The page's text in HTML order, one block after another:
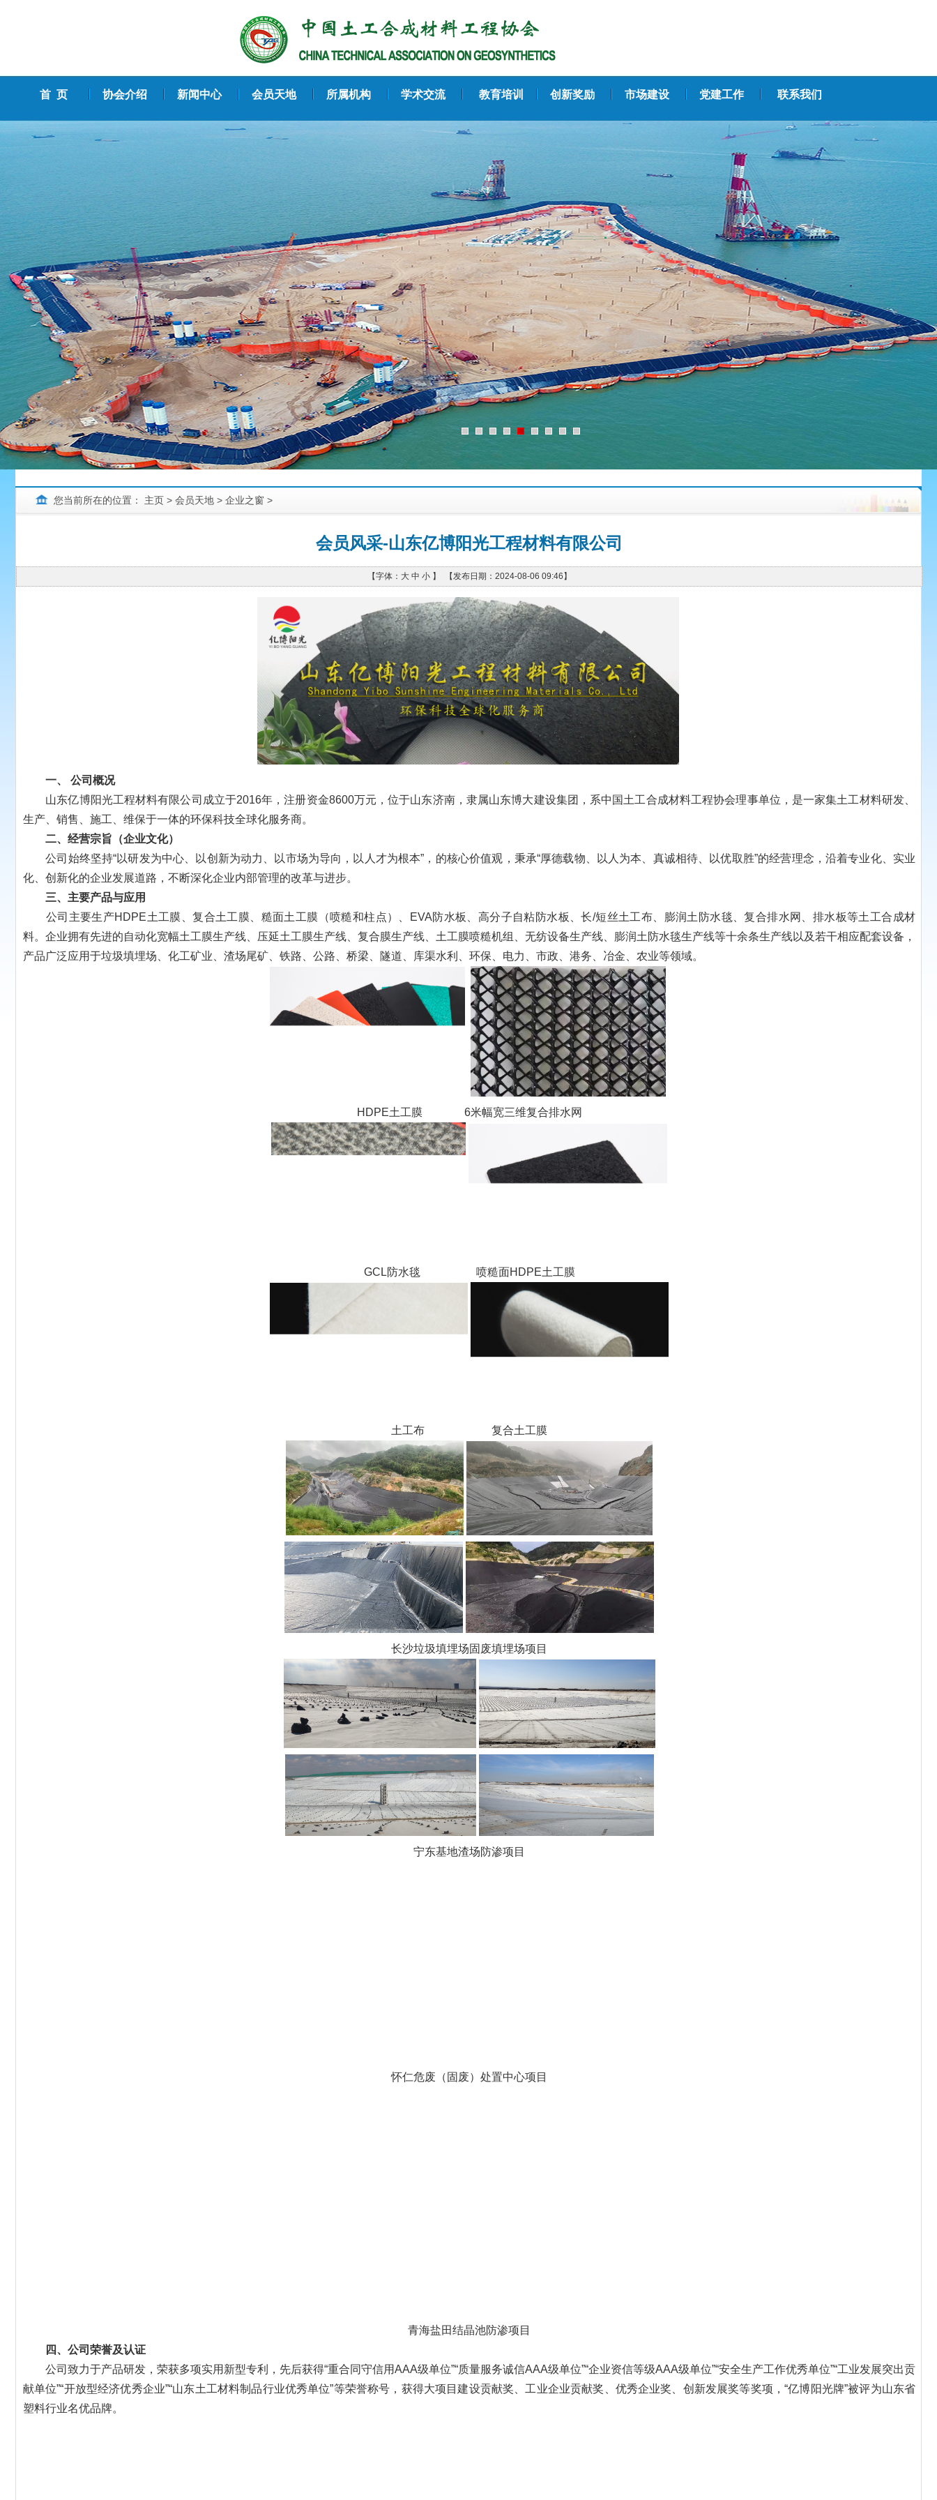
首 页 协会介绍 新闻中心 会员天地 所属机构 学术交流 教育培训 创新奖励 市场建设 党建工作 联系我们
您当前所在的位置： 主页 > 会员天地 > 企业之窗 >
会员风采-山东亿博阳光工程材料有限公司
【字体： 大 中 小】 【发布日期：2024-08-06 09:46】
一、
公司概况
山东亿博阳光工程材料有限公司成立于2016年，注册资金8600万元，位于山东济南，隶属山东博大建设集团，系中国土工合成材料工程协会理事单位，是一家集土工材料研发、
生产、销售、施工、维保于一体的环保科技全球化服务商。
二、经营宗旨（企业文化）
公司始终坚持“以研发为中心、以创新为动力、以市场为导向，以人才为根本”，的核心价值观，秉承“厚德载物、以人为本、真诚相待、以优取胜”的经营理念，沿着专业化、实业
化、创新化的企业发展道路，不断深化企业内部管理的改革与进步。
三、主要产品与应用
公司主要生产HDPE土工膜、复合土工膜、糙面土工膜（喷糙和柱点）、EVA防水板、高分子自粘防水板、长/短丝土工布、膨润土防水毯、复合排水网、排水板等土工合成材
料。企业拥有先进的自动化宽幅土工膜生产线、压延土工膜生产线、复合膜生产线、土工膜喷糙机组、无纺设备生产线、膨润土防水毯生产线等十余条生产线以及若干相应配套设备，
产品广泛应用于垃圾填埋场、化工矿业、渣场尾矿、铁路、公路、桥梁、隧道、库渠水利、环保、电力、市政、港务、冶金、农业等领域。
HDPE土工膜 6米幅宽三维复合排水网
GCL防水毯 喷糙面HDPE土工膜
土工布 复合土工膜
长沙垃圾填埋场固废填埋场项目
宁东基地渣场防渗项目
怀仁危废（固废）处置中心项目
青海盐田结晶池防渗项目
四、公司荣誉及认证
公司致力于产品研发，荣获多项实用新型专利，先后获得“重合同守信用AAA级单位”“质量服务诚信AAA级单位”“企业资信等级AAA级单位”“安全生产工作优秀单位”“工业发展突出贡
献单位”“开放型经济优秀企业”“山东土工材料制品行业优秀单位”等荣誉称号，获得大项目建设贡献奖、工业企业贡献奖、优秀企业奖、创新发展奖等奖项，“亿博阳光牌”被评为山东省
塑料行业名优品牌。